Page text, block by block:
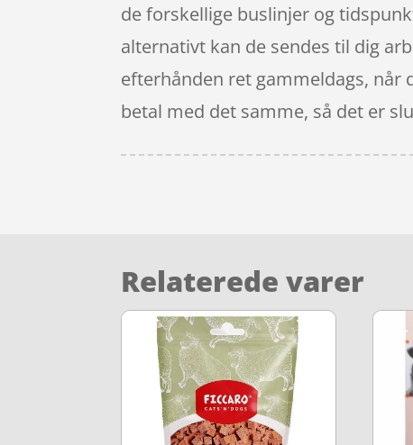
de forskellige buslinjer og
alternativt kan de sendes til dig
efterhånden ret gammeldags, når
betal med det samme, så det er
Relaterede varer